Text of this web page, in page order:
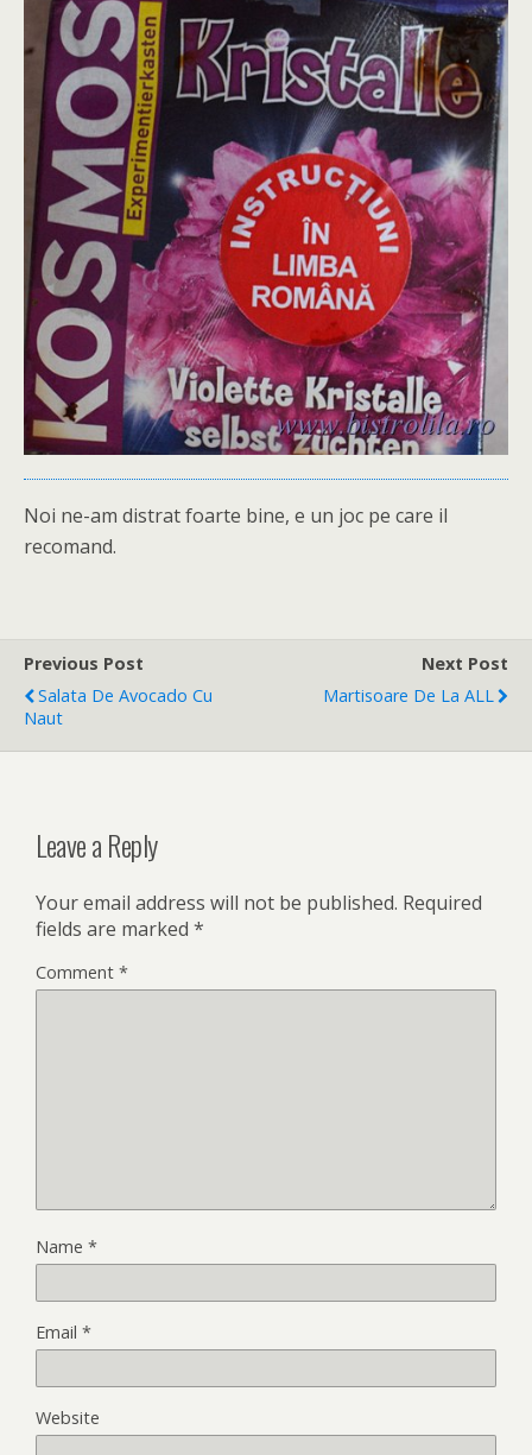
Noi ne-am distrat foarte bine, e un joc pe care il
recomand.
Previous Post
Salata De Avocado Cu
Naut
Next Post
Martisoare De La ALL
Leave a Reply
Your email address will not be published. Required
fields are marked *
Comment *
Name *
Email *
Website